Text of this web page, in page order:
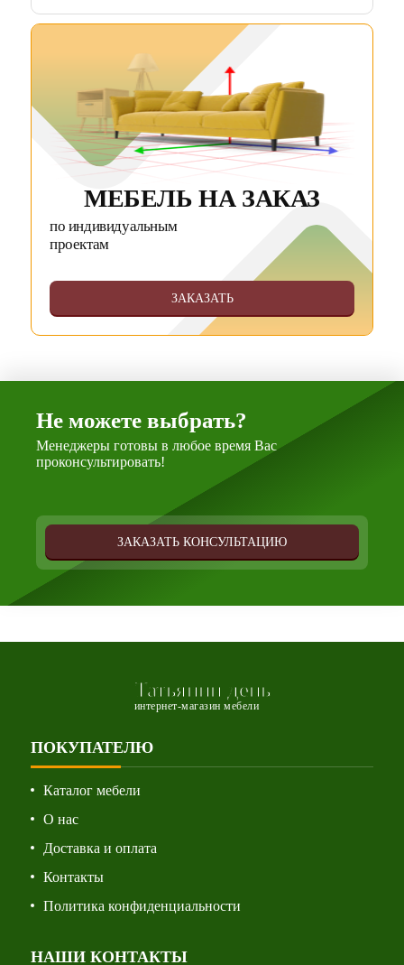
МЕБЕЛЬ НА ЗАКАЗ
по индивидуальным
проектам
ЗАКАЗАТЬ
Не можете выбрать?
Менеджеры готовы в любое время Вас
проконсультировать!
ЗАКАЗАТЬ КОНСУЛЬТАЦИЮ
Татьянин день
интернет-магазин мебели
ПОКУПАТЕЛЮ
Каталог мебели
О нас
Доставка и оплата
Контакты
Политика конфиденциальности
НАШИ КОНТАКТЫ